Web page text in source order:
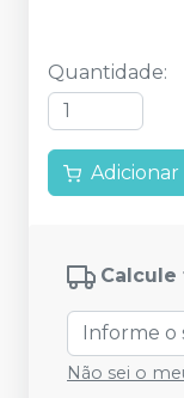
Quantidade:
Não sei o